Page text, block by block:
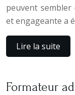
peuvent
et engageante a
Lire la suite
Formateur